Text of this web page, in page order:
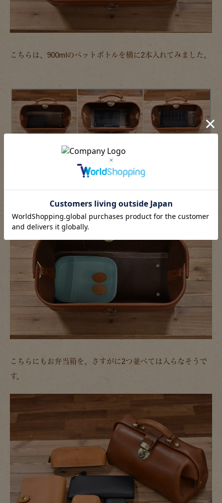
こちらは、900mlのペットボトルを横に2本入れてみました。
A6、B6、A5サイズのノートを入れてみました。
こちらにもお弁当箱を。さすがに2つ並べては入らなそうで
す。